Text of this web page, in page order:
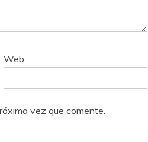
Web
vez que comente.